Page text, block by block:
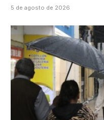
5 de agosto de 2026